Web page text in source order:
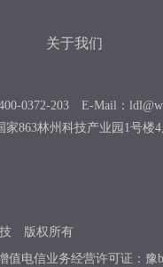
关于我们
0372-203 E-Mail：
家863林州科技产业园1号楼
版权所有
电信业务经营许可证：豫